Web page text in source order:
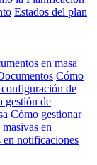
Estados del plan
en masa
Cómo
de
gestión de
Cómo gestionar
en
en notificaciones